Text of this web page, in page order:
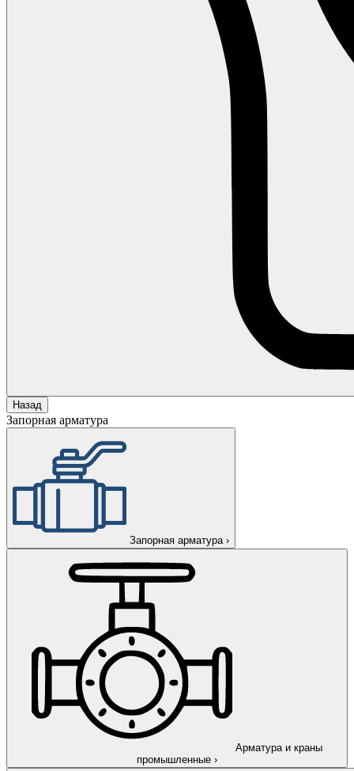
Назад
Запорная арматура
Запорная арматура ›
Арматура и краны
промышленные ›